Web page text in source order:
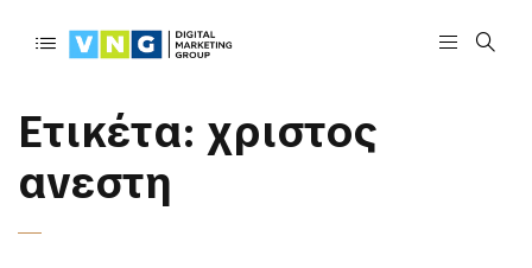
Ετικέτα: χριστος
ανεστη